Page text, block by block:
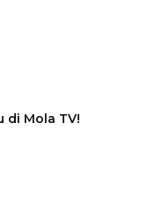
di Mola TV!